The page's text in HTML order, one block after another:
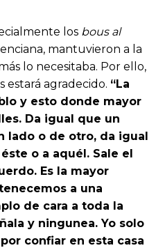
los bous al
mantuvieron a la
lo necesitaba. Por ello,
estará agradecido. “La
y esto donde mayor
Da igual que un
lado o de otro, da igual
o a aquél. Sale el
Es la mayor
a una
de cara a toda la
y ningunea. Yo solo
confiar en esta casa